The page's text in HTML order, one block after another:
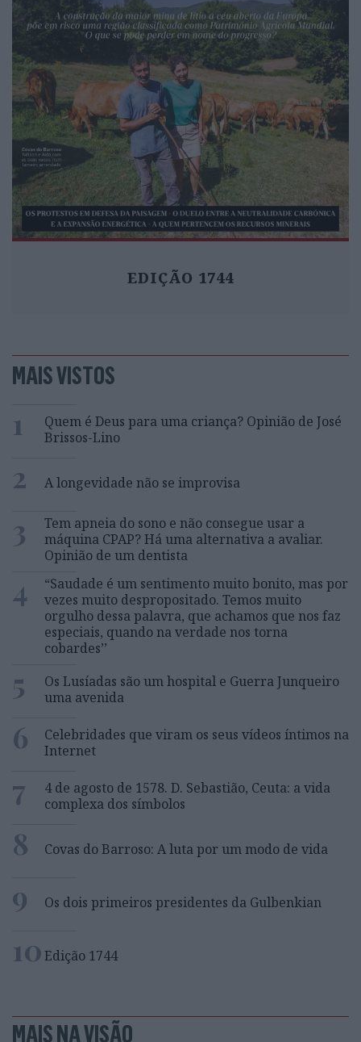
EDIÇÃO 1744
MAIS VISTOS
1
Quem é Deus para uma criança? Opinião de José
Brissos-Lino
2 A longevidade não se improvisa
3
Tem apneia do sono e não consegue usar a
máquina CPAP? Há uma alternativa a avaliar.
Opinião de um dentista
4
“Saudade é um sentimento muito bonito, mas por
vezes muito despropositado. Temos muito
orgulho dessa palavra, que achamos que nos faz
especiais, quando na verdade nos torna
cobardes’’
5
Os Lusíadas são um hospital e Guerra Junqueiro
uma avenida
6
Celebridades que viram os seus vídeos íntimos na
Internet
7
4 de agosto de 1578. D. Sebastião, Ceuta: a vida
complexa dos símbolos
8 Covas do Barroso: A luta por um modo de vida
9 Os dois primeiros presidentes da Gulbenkian
10Edição 1744
MAIS NA VISÃO